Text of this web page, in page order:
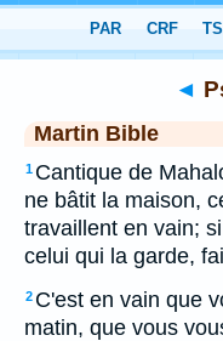
> Psaume 127
◄
Martin Bible
1 Cantique de
ne bâtit la maison,
travaillent en vain;
celui qui la garde,
2 C'est en vain que
matin, que vous